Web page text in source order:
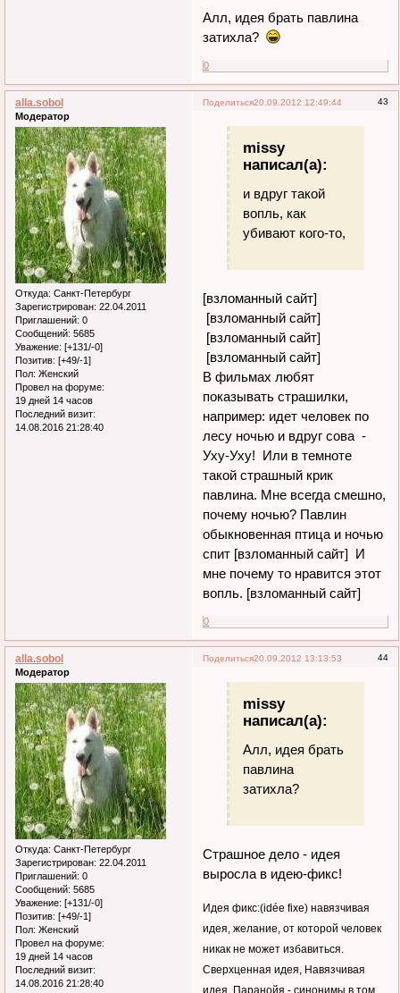
Алл, идея брать павлина
затихла?
0
Поделиться 43
20.09.2012 12:49:44
alla.sobol
Модератор
Откуда: Санкт-Петербург
Зарегистрирован: 22.04.2011
Приглашений: 0
Сообщений: 5685
Уважение: [+131/-0]
Позитив: [+49/-1]
Пол: Женский
Провел на форуме:
19 дней 14 часов
Последний визит:
14.08.2016 21:28:40
missy
написал(а):
и вдруг такой
вопль, как
убивают кого-то,
[взломанный сайт]
[взломанный сайт]
[взломанный сайт]
[взломанный сайт]
В фильмах любят
показывать страшилки,
например: идет человек по
лесу ночью и вдруг сова -
Уху-Уху! Или в темноте
такой страшный крик
павлина. Мне всегда смешно,
почему ночью? Павлин
обыкновенная птица и ночью
спит [взломанный сайт] И
мне почему то нравится этот
вопль. [взломанный сайт]
0
Поделиться 44
20.09.2012 13:13:53
alla.sobol
Модератор
Откуда: Санкт-Петербург
Зарегистрирован: 22.04.2011
Приглашений: 0
Сообщений: 5685
Уважение: [+131/-0]
Позитив: [+49/-1]
Пол: Женский
Провел на форуме:
19 дней 14 часов
Последний визит:
14.08.2016 21:28:40
missy
написал(а):
Алл, идея брать
павлина
затихла?
Страшное дело - идея
выросла в идею-фикс!
Идея фикс:(idée fixe) навязчивая
идея, желание, от которой человек
никак не может избавиться.
Сверхценная идея, Навязчивая
идея, Паранойя - синонимы в том